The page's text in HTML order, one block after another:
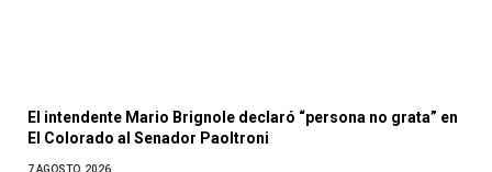
El intendente Mario Brignole declaró “persona no grata” en
El Colorado al Senador Paoltroni
7 AGOSTO, 2026